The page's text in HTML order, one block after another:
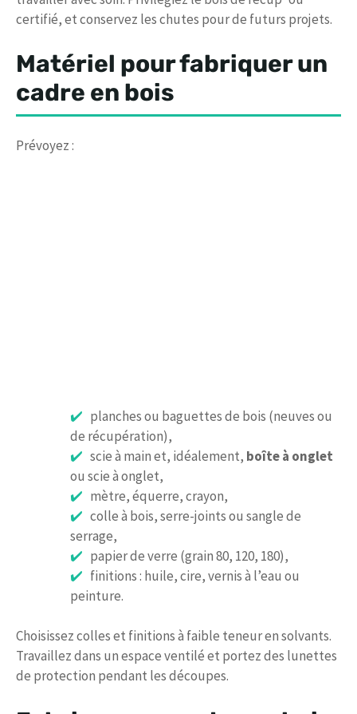
certifié, et conservez les chutes pour de futurs projets.
Matériel pour fabriquer un
cadre en bois
Prévoyez :
planches ou baguettes de bois (neuves ou
de récupération),
scie à main et, idéalement, boîte à onglet
ou scie à onglet,
mètre, équerre, crayon,
colle à bois, serre-joints ou sangle de
serrage,
papier de verre (grain 80, 120, 180),
finitions : huile, cire, vernis à l’eau ou
peinture.
Choisissez colles et finitions à faible teneur en solvants.
Travaillez dans un espace ventilé et portez des lunettes
de protection pendant les découpes.